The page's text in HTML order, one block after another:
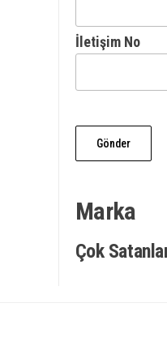
İletişim No
Marka
Çok